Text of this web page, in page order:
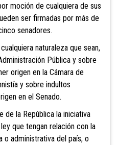
moción de cualquiera de sus
ser firmadas por más de
senadores.
naturaleza que sean,
Pública y sobre
origen en la Cámara de
y sobre indultos
en el Senado.
la República la iniciativa
que tengan relación con la
o administrativa del país, o